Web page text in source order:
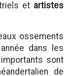
et artistes
ossements
dans les
sont
de